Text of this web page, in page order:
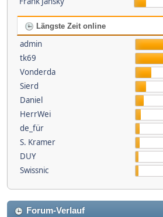
Längste Zeit online
admin
tk69
Vonderda
Sierd
Daniel
HerrWei
de_für
S. Kramer
DUY
Swissnic
Forum-Verlauf